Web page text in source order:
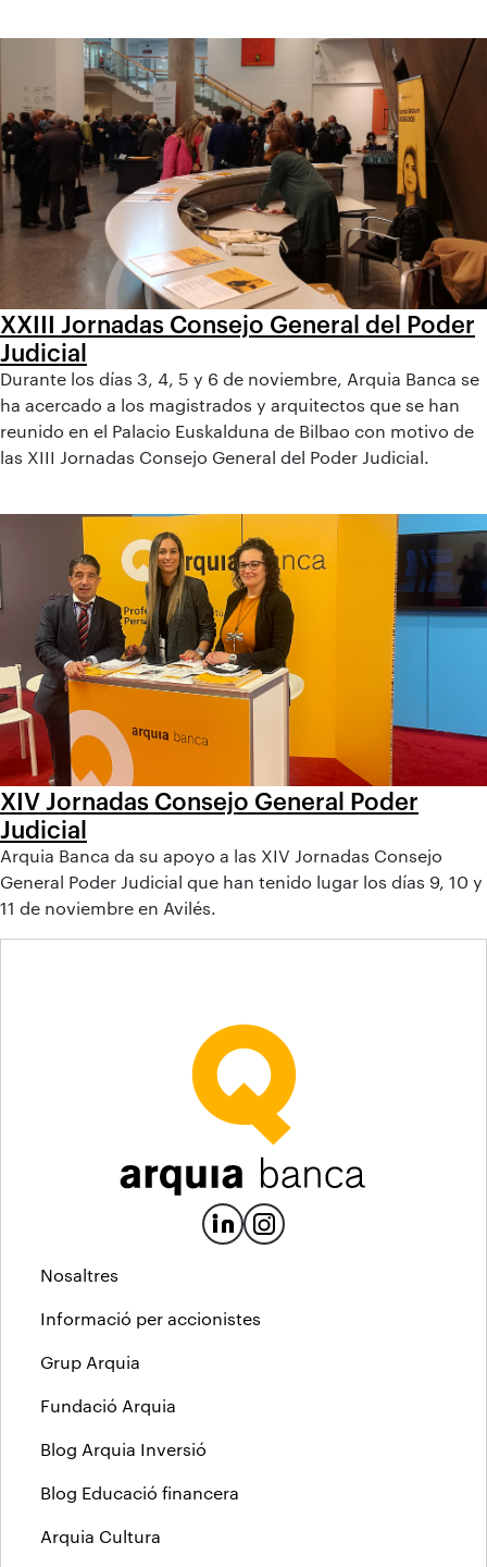
XXIII Jornadas Consejo General del Poder
Judicial
Durante los días 3, 4, 5 y 6 de noviembre, Arquia Banca se
ha acercado a los magistrados y arquitectos que se han
reunido en el Palacio Euskalduna de Bilbao con motivo de
las XIII Jornadas Consejo General del Poder Judicial.
XIV Jornadas Consejo General Poder
Judicial
Arquia Banca da su apoyo a las XIV Jornadas Consejo
General Poder Judicial que han tenido lugar los días 9, 10 y
11 de noviembre en Avilés.
Nosaltres
Informació per accionistes
Grup Arquia
Fundació Arquia
Blog Arquia Inversió
Blog Educació financera
Arquia Cultura